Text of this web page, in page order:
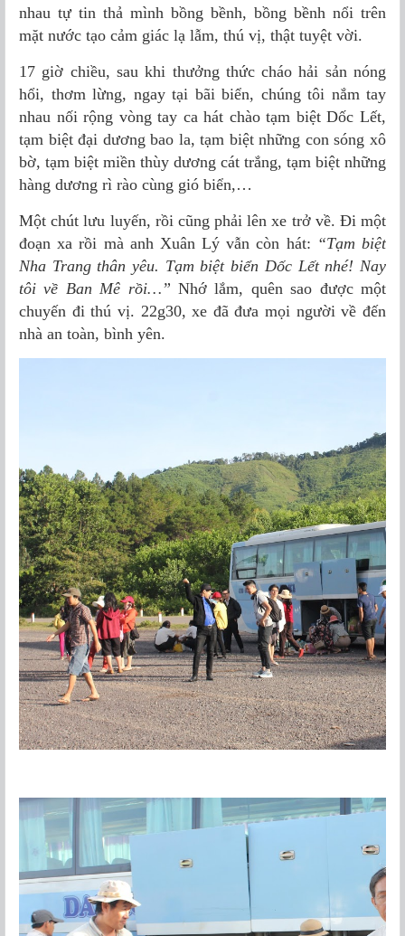
nhau tự tin thả mình bồng bềnh, bồng bềnh nổi trên
mặt nước tạo cảm giác lạ lẫm, thú vị, thật tuyệt vời.
17 giờ chiều, sau khi thưởng thức cháo hải sản nóng
hổi, thơm lừng, ngay tại bãi biển, chúng tôi nắm tay
nhau nối rộng vòng tay ca hát chào tạm biệt Dốc Lết,
tạm biệt đại dương bao la, tạm biệt những con sóng xô
bờ, tạm biệt miền thùy dương cát trắng, tạm biệt những
hàng dương rì rào cùng gió biển,…
Một chút lưu luyến, rồi cũng phải lên xe trở về. Đi một
đoạn xa rồi mà anh Xuân Lý vẫn còn hát: “Tạm biệt
Nha Trang thân yêu. Tạm biệt biển Dốc Lết nhé! Nay
tôi về Ban Mê rồi…” Nhớ lắm, quên sao được một
chuyến đi thú vị. 22g30, xe đã đưa mọi người về đến
nhà an toàn, bình yên.